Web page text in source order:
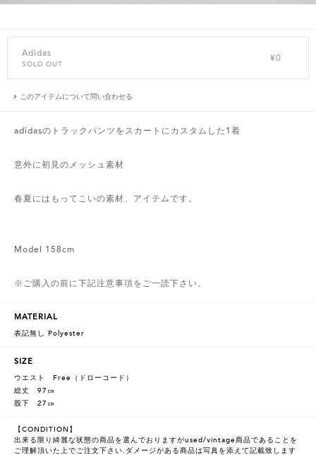
Adidas
SOLD OUT
¥0
このアイテムについて問い合わせる
adidasのトラックパンツをスカートにカスタムした1着
意外に初見のメッシュ素材
春夏にはもってこいの素材、アイテムです。
Model 158cm
※ご購入の前に下記注意事項をご一読下さい。
MATERIAL
表記無し Polyester
SIZE
ウエスト Free（ドローコード）
総丈 97㎝
股下 27㎝
【CONDITION】
出来る限り綺麗な状態の商品を選んでおりますがused/vintage商品であることを
ご理解頂いた上でご注文下さい.ダメージがある商品は写真を添えて記載致します